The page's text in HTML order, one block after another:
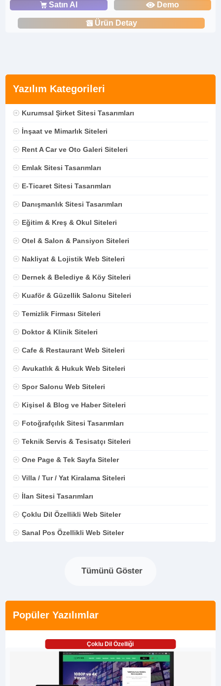
Yazılım Kategorileri
Kurumsal Şirket Sitesi Tasarımları
İnşaat ve Mimarlık Siteleri
Rent A Car ve Oto Galeri Siteleri
Emlak Sitesi Tasarımları
E-Ticaret Sitesi Tasarımları
Danışmanlık Sitesi Tasarımları
Eğitim & Kreş & Okul Siteleri
Otel & Salon & Pansiyon Siteleri
Nakliyat & Lojistik Web Siteleri
Dernek & Belediye & Köy Siteleri
Kuaför & Güzellik Salonu Siteleri
Temizlik Firması Siteleri
Doktor & Klinik Siteleri
Cafe & Restaurant Web Siteleri
Avukatlık & Hukuk Web Siteleri
Spor Salonu Web Siteleri
Kişisel & Blog ve Haber Siteleri
Fotoğrafçılık Sitesi Tasarımları
Teknik Servis & Tesisatçı Siteleri
One Page & Tek Sayfa Siteler
Villa / Tur / Yat Kiralama Siteleri
İlan Sitesi Tasarımları
Çoklu Dil Özellikli Web Siteler
Sanal Pos Özellikli Web Siteler
Tümünü Göster
Popüler Yazılımlar
Çoklu Dil Özelliği
Satın Al Demo
Ürün Detay